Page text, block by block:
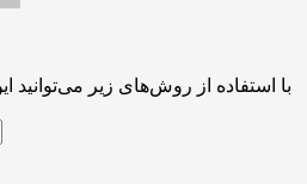
با استفاده از روش‌های زیر می‌توانید